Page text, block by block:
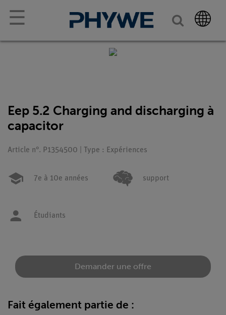
☰
Eep 5.2 Charging and discharging à
capacitor
Article n°. P1354500 | Type : Expériences
7e à 10e années support
Étudiants
Demander une offre
Fait également partie de :